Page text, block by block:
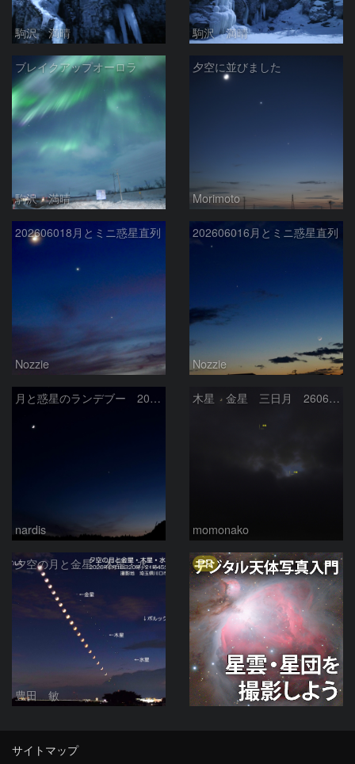
駒沢 満晴 駒沢 満晴
ブレイクアップオーロラ
駒沢 満晴
夕空に並びました
Morimoto
202606018月とミニ惑星直列
Nozzie
202606016月とミニ惑星直列
Nozzie
月と惑星のランデブー 2026/06/19
nardis
木星 金星 三日月 260618
momonako
夕空の月と金星・木星・水星の接近 2026/6/18
豊田 敏
PR
サイトマップ